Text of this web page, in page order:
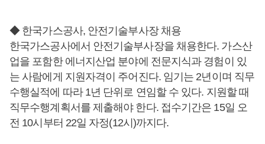
◆ 한국가스공사, 안전기술부사장 채용
한국가스공사에서 안전기술부사장을 채용한다. 가스산
업을 포함한 에너지산업 분야에 전문지식과 경험이 있
는 사람에게 지원자격이 주어진다. 임기는 2년이며 직무
수행실적에 따라 1년 단위로 연임할 수 있다. 지원할 때
직무수행계획서를 제출해야 한다. 접수기간은 15일 오
전 10시부터 22일 자정(12시)까지다.